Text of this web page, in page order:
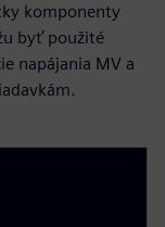
komponenty
byť použité
napájania MV a